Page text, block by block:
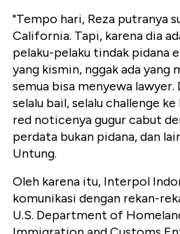
"Tempo hari, Reza putranya
California. Tapi, karena dia
pelaku-pelaku tindak pidana
yang kismin, nggak ada yang
semua bisa menyewa
selalu bail, selalu challenge
red noticenya gugur cabut
perdata bukan pidana, dan
Untung.
Oleh karena itu, Interpol
komunikasi dengan rekan-
U.S. Department of